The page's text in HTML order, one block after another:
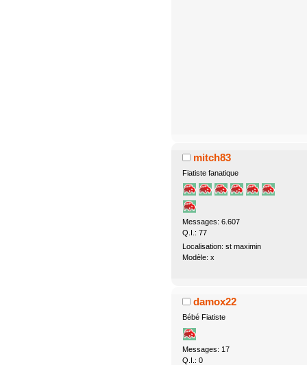
mitch83
Fiatiste fanatique
Messages: 6.607
Q.I.: 77
Localisation: st maximin
Modèle: x
damox22
Bébé Fiatiste
Messages: 17
Q.I.: 0